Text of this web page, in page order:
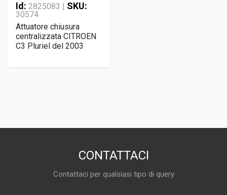
Id: 2825083 | SKU:
30574
Attuatore chiusura
centralizzata CITROEN
C3 Pluriel del 2003
CONTATTACI
Contattaci per qualsiasi tipo di query